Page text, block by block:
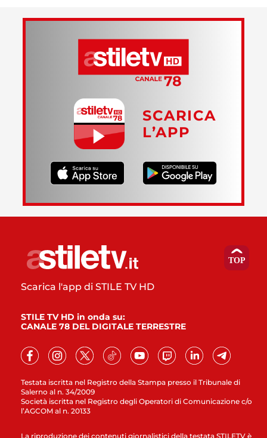
SCARICA
L’APP
Testata iscritta nel Registro della Stampa presso il Tribunale di
Salerno al n. 34/2009
Società iscritta nel Registro degli Operatori di Comunicazione c/o
l’AGCOM al n. 20133
Scarica l'app di STILE TV HD
STILE TV HD in onda su:
CANALE 78 DEL DIGITALE TERRESTRE
La riproduzione dei contenuti giornalistici della testata STILETV è